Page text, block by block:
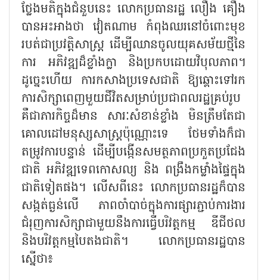
ថ្លែងមតិក្នុងជំនួបនេះ លោកប្រធានរដ្ឋ លឿង គឿង
បានអះអាងថា វៀតណាម កំពុងឈរនៅចំពោះមុខ
របត់ជាប្រវត្តិសាស្ត្រ ដើម្បីឈានចូលយុគសម័យថ្មីនៃ
ការ អភិវឌ្ឍដ៏ខ្លាំងក្លា និងប្រកបដោយវិបុលភាព។
ដូច្នេះហើយ ការកសាងប្រទេសជាតិ ឱ្យឆ្ពោះទៅរក
ការសិក្សាពេញមួយជីវិតសម្រាប់ប្រជាពលរដ្ឋគ្រប់រូប
គឺជាភារកិច្ចដ៏មាន សារៈសំខាន់ខ្លាំង មិនត្រឹមតែជា
គោលដៅមនុស្សសាស្ត្រប៉ុណ្ណោះទេ ថែមទាំងក៏ជា
តម្រូវការបន្ទាន់ ដើម្បីបង្កើនសមត្ថភាពប្រកួតប្រជែង
ជាតិ អភិវឌ្ឍទេពកោសល្យ និង ពង្រឹងកម្លាំងផ្ទៃក្នុង
ជាតិទៀតផង។ លើសពីនេះ លោកប្រធានរដ្ឋក៏បាន
សង្កត់ធ្ងន់លើ ភាពចាំបាច់ក្នុងការផ្សារភ្ជាប់ការងារ
ជំរុញការសិក្សាជាមួយនឹងការធ្វើបរិវត្តកម្ម ឌីជីថល
និងបរិវត្តកម្មបៃតងជាតិ។ លោកប្រធានរដ្ឋបាន
ស្នើថា៖